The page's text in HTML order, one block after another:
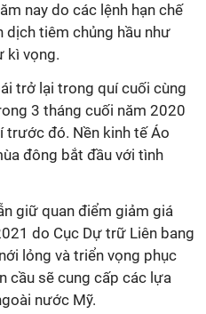
nay do các lệnh hạn chế
dịch tiêm chủng hầu như
kì vọng.
trở lại trong quí cuối cùng
3 tháng cuối năm 2020
trước đó. Nền kinh tế Áo
đông bắt đầu với tình
giữ quan điểm giảm giá
do Cục Dự trữ Liên bang
lỏng và triển vọng phục
cầu sẽ cung cấp các lựa
nước Mỹ.